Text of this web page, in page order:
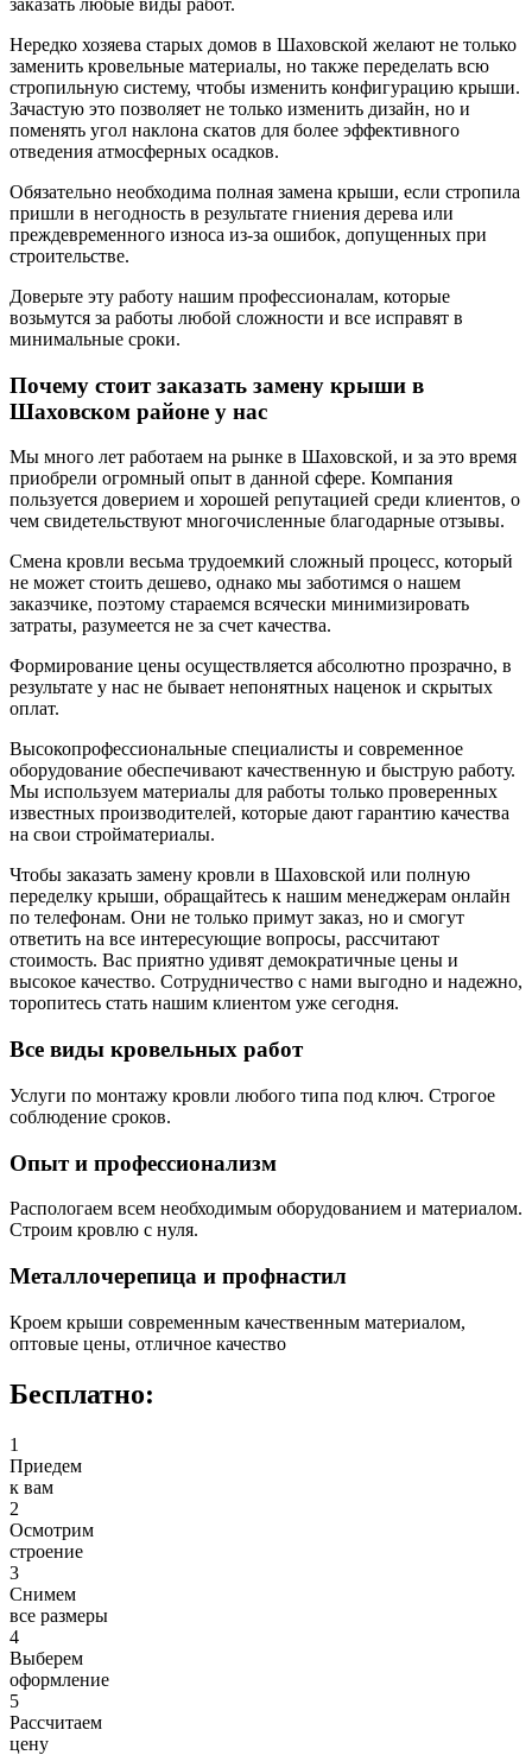
заказать любые виды работ.
Нередко хозяева старых домов в Шаховской желают не только
заменить кровельные материалы, но также переделать всю
стропильную систему, чтобы изменить конфигурацию крыши.
Зачастую это позволяет не только изменить дизайн, но и
поменять угол наклона скатов для более эффективного
отведения атмосферных осадков.
Обязательно необходима полная замена крыши, если стропила
пришли в негодность в результате гниения дерева или
преждевременного износа из-за ошибок, допущенных при
строительстве.
Доверьте эту работу нашим профессионалам, которые
возьмутся за работы любой сложности и все исправят в
минимальные сроки.
Почему стоит заказать замену крыши в
Шаховском районе у нас
Мы много лет работаем на рынке в Шаховской, и за это время
приобрели огромный опыт в данной сфере. Компания
пользуется доверием и хорошей репутацией среди клиентов, о
чем свидетельствуют многочисленные благодарные отзывы.
Смена кровли весьма трудоемкий сложный процесс, который
не может стоить дешево, однако мы заботимся о нашем
заказчике, поэтому стараемся всячески минимизировать
затраты, разумеется не за счет качества.
Формирование цены осуществляется абсолютно прозрачно, в
результате у нас не бывает непонятных наценок и скрытых
оплат.
Высокопрофессиональные специалисты и современное
оборудование обеспечивают качественную и быструю работу.
Мы используем материалы для работы только проверенных
известных производителей, которые дают гарантию качества
на свои стройматериалы.
Чтобы заказать замену кровли в Шаховской или полную
переделку крыши, обращайтесь к нашим менеджерам онлайн
по телефонам. Они не только примут заказ, но и смогут
ответить на все интересующие вопросы, рассчитают
стоимость. Вас приятно удивят демократичные цены и
высокое качество. Сотрудничество с нами выгодно и надежно,
торопитесь стать нашим клиентом уже сегодня.
Все виды кровельных работ
Услуги по монтажу кровли любого типа под ключ. Строгое
соблюдение сроков.
Опыт и профессионализм
Распологаем всем необходимым оборудованием и материалом.
Строим кровлю с нуля.
Металлочерепица и профнастил
Кроем крыши современным качественным материалом,
оптовые цены, отличное качество
Бесплатно:
1
Приедем
к вам
2
Осмотрим
строение
3
Снимем
все размеры
4
Выберем
оформление
5
Рассчитаем
цену